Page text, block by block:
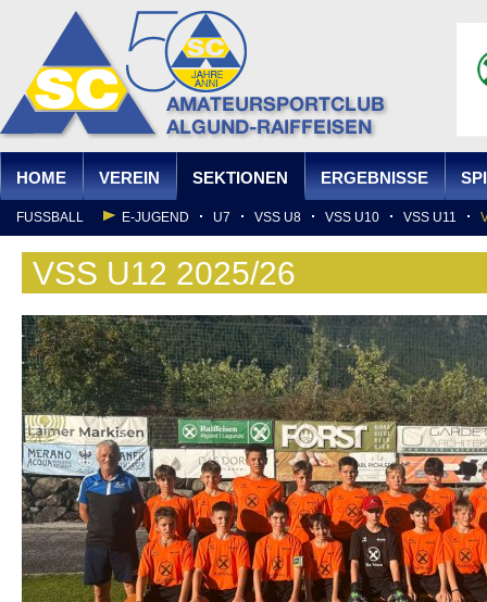
HOME VEREIN SEKTIONEN ERGEBNISSE
FUSSBALL E-JUGEND U7 VSS U8 VSS U10 VSS U11
HANDBALL U10 MÄDCHEN U12 MÄDCHEN U14 BSG MÄDCHEN
VSS U12 2025/26